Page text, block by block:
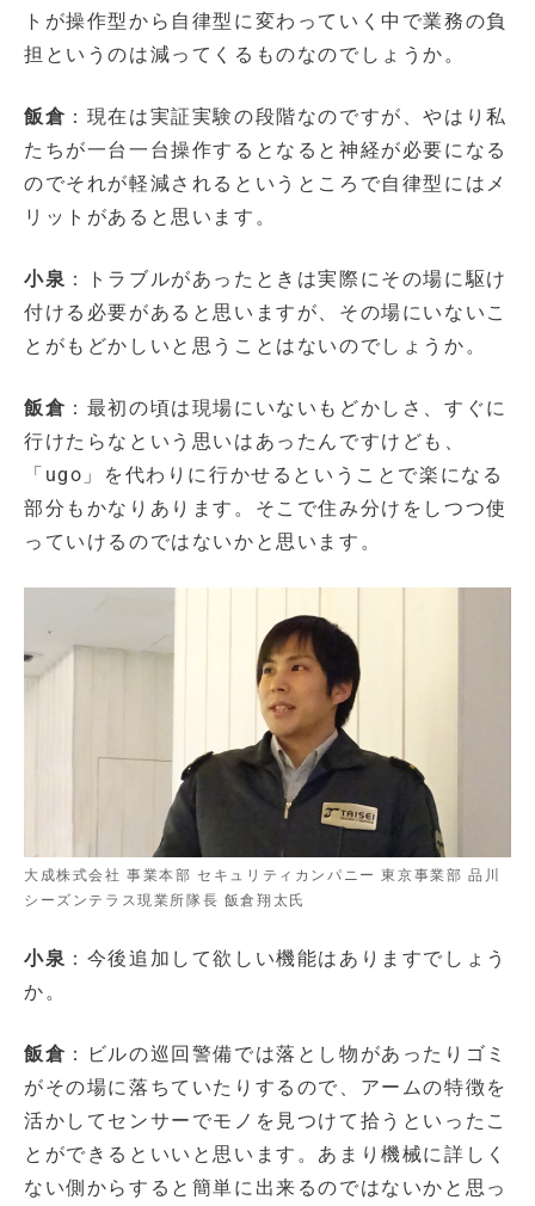
トが操作型から自律型に変わっていく中で業務の負
担というのは減ってくるものなのでしょうか。
飯倉 ：現在は実証実験の段階なのですが、やはり私
たちが一台一台操作するとなると神経が必要になる
のでそれが軽減されるというところで自律型にはメ
リットがあると思います。
小泉 ：トラブルがあったときは実際にその場に駆け
付ける必要があると思いますが、その場にいないこ
とがもどかしいと思うことはないのでしょうか。
飯倉 ：最初の頃は現場にいないもどかしさ、すぐに
行けたらなという思いはあったんですけども、
「ugo」を代わりに行かせるということで楽になる
部分もかなりあります。そこで住み分けをしつつ使
っていけるのではないかと思います。
大成株式会社 事業本部 セキュリティカンパニー 東京事業部 品川
シーズンテラス現業所隊長 飯倉翔太氏
小泉 ：今後追加して欲しい機能はありますでしょう
か。
飯倉 ：ビルの巡回警備では落とし物があったりゴミ
がその場に落ちていたりするので、アームの特徴を
活かしてセンサーでモノを見つけて拾うといったこ
とができるといいと思います。あまり機械に詳しく
ない側からすると簡単に出来るのではないかと思っ